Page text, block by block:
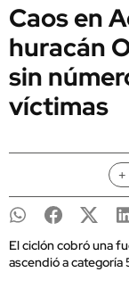
Caos en
huracán
sin
víctimas
+
El ciclón cobró una
ascendió a categoría